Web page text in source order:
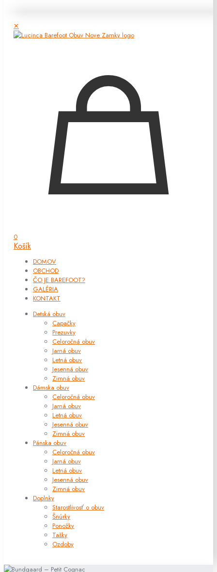
✕
0
Košík
DOMOV
OBCHOD
ČO JE BAREFOOT?
GALÉRIA
KONTAKT
Detská obuv
Capačky
Prezuvky
Celoročná obuv
Jarná obuv
Letná obuv
Jesenná obuv
Zimná obuv
Dámska obuv
Celoročná obuv
Jarná obuv
Letná obuv
Jesenná obuv
Zimná obuv
Pánska obuv
Celoročná obuv
Jarná obuv
Letná obuv
Jesenná obuv
Zimná obuv
Doplnky
Starostlivosť o obuv
Šnúrky
Ponožky
Tašky
Ozdoby